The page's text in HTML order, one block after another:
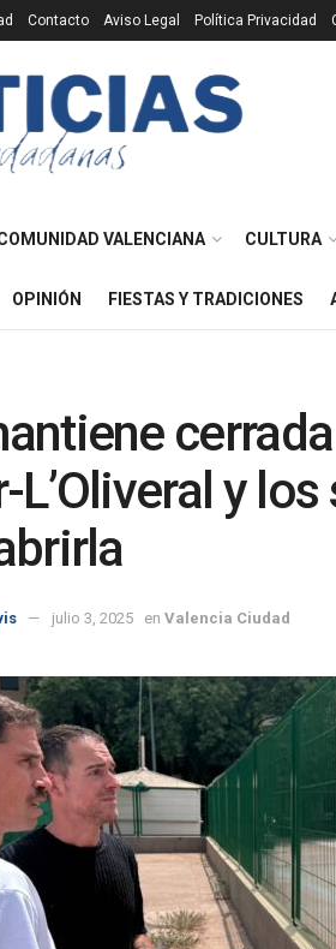
Contacto Aviso Legal Política Privacidad
VALENCIANA CULTURA
OPINIÓN FIESTAS Y TRADICIONES
L’Oliveral y
julio 3, 2025 en Valencia Ciudad